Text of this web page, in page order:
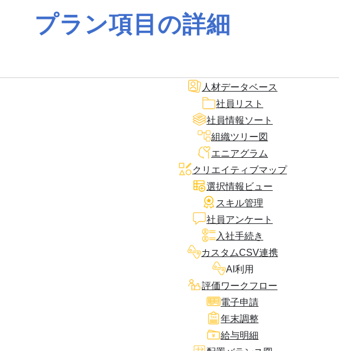
プラン項目の詳細
人材データベース
社員リスト
社員情報ソート
組織ツリー図
エニアグラム
クリエイティブマップ
選択情報ビュー
スキル管理
社員アンケート
入社手続き
カスタムCSV連携
AI利用
評価ワークフロー
電子申請
年末調整
給与明細